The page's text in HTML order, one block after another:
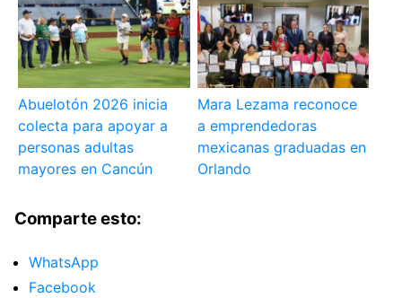
Abuelotón 2026 inicia
colecta para apoyar a
personas adultas
mayores en Cancún
Mara Lezama reconoce
a emprendedoras
mexicanas graduadas en
Orlando
Comparte esto:
WhatsApp
Facebook